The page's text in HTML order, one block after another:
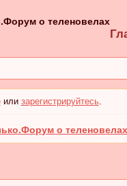
о теленовелах
или зарегистрируйтесь.
о теленовелах